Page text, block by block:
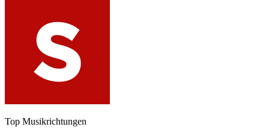
Top Musikrichtungen